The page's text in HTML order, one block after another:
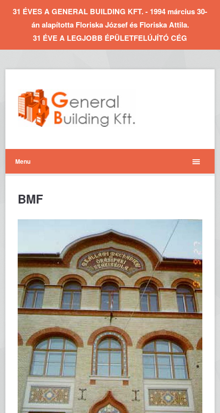
31 ÉVES A GENERAL BUILDING KFT. - 1994 március 30-
án alapította Floriska József és Floriska Attila.
31 ÉVE A LEGJOBB ÉPÜLETFELÚJÍTÓ CÉG
Menu
BMF